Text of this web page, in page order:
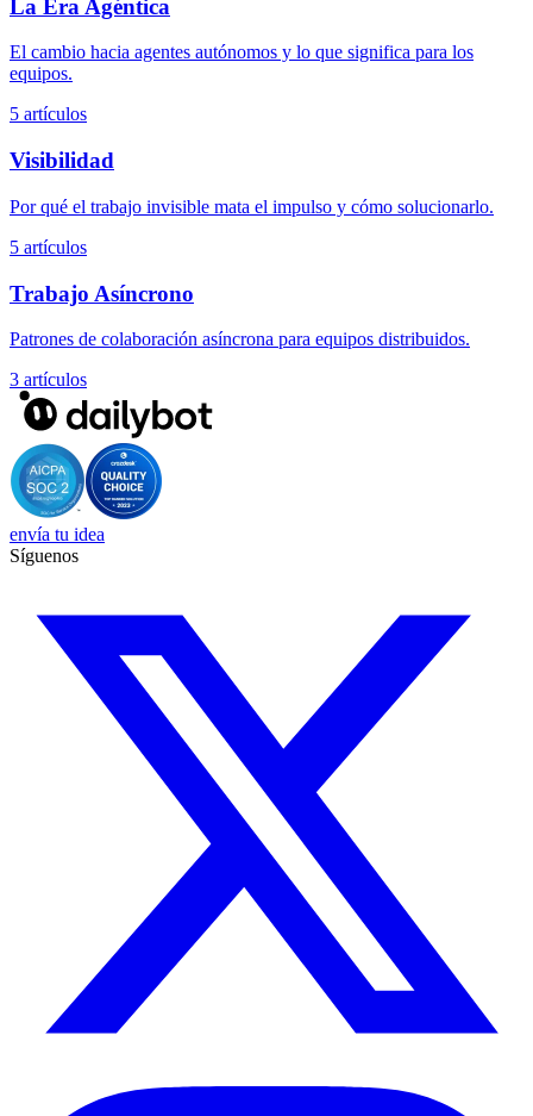
La Era Agéntica
El cambio hacia agentes autónomos y lo que significa para los
equipos.
5 artículos
Visibilidad
Por qué el trabajo invisible mata el impulso y cómo solucionarlo.
5 artículos
Trabajo Asíncrono
Patrones de colaboración asíncrona para equipos distribuidos.
3 artículos
envía tu idea
Síguenos